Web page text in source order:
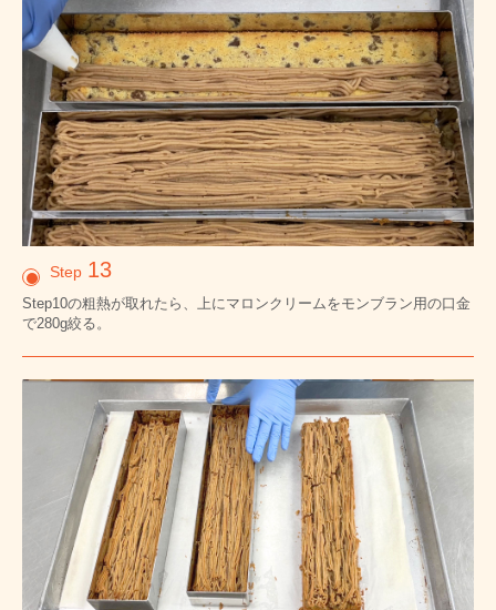
Step 13
Step10の粗熱が取れたら、上にマロンクリームをモンブラン用の口金
で280g絞る。